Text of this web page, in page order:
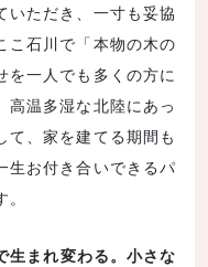
いただき、一寸も妥協
こ石川で「本物の木の
を一人でも多くの方に
温多湿な北陸にあっ
て、家を建てる期間も
生お付き合いできるパ
生まれ変わる。小さな